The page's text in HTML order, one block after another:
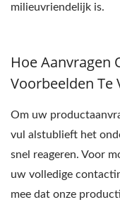
milieuvriendelijk is.
Hoe Aanvragen
Voorbeelden Te
Om uw
vul alstublieft het
snel reageren. Voor
uw volledige
mee dat onze